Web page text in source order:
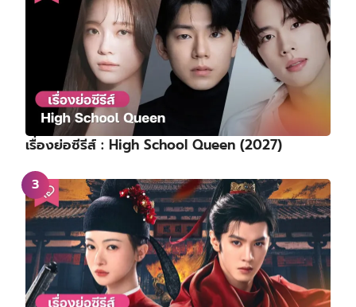
เรื่องย่อซีรีส์ : High School Queen (2027)